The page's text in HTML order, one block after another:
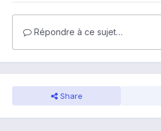
Répondre à ce sujet…
Share